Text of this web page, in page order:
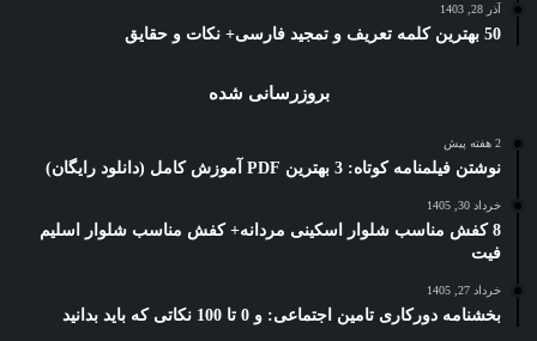
آذر 28, 1403
50 بهترین کلمه تعریف و تمجید فارسی+ نکات و حقایق
بروزرسانی شده
2 هفته پیش
نوشتن فیلمنامه کوتاه: 3 بهترین PDF آموزش کامل (دانلود رایگان)
خرداد 30, 1405
8 کفش مناسب شلوار اسکینی مردانه+ کفش مناسب شلوار اسلیم
فیت
خرداد 27, 1405
بخشنامه دورکاری تامین اجتماعی: و 0 تا 100 نکاتی که باید بدانید